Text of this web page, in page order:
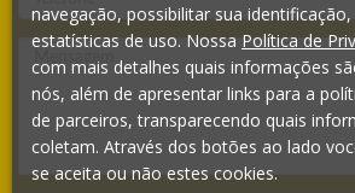
navegação, possibilitar sua
estatísticas de uso. NossaPolítica de
com mais detalhes quais informações
nós, além de apresentar links para a
de parceiros, transparecendo quais
coletam. Através dos botões ao lado
se aceita ou não estes cookies.